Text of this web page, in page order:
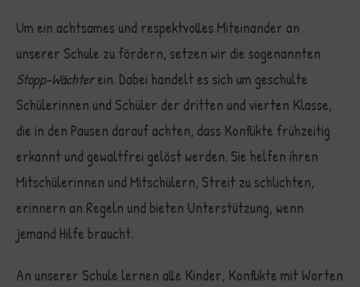
Um ein achtsames und respektvolles Miteinander an
unserer Schule zu fördern, setzen wir die sogenannten
Stopp-Wächterein. Dabei handelt es sich um geschulte
Schülerinnen und Schüler der dritten und vierten Klasse,
die in den Pausen darauf achten, dass Konflikte frühzeitig
erkannt und gewaltfrei gelöst werden. Sie helfen ihren
Mitschülerinnen und Mitschülern, Streit zu schlichten,
erinnern an Regeln und bieten Unterstützung, wenn
jemand Hilfe braucht.
An unserer Schule lernen alle Kinder, Konflikte mit Worten